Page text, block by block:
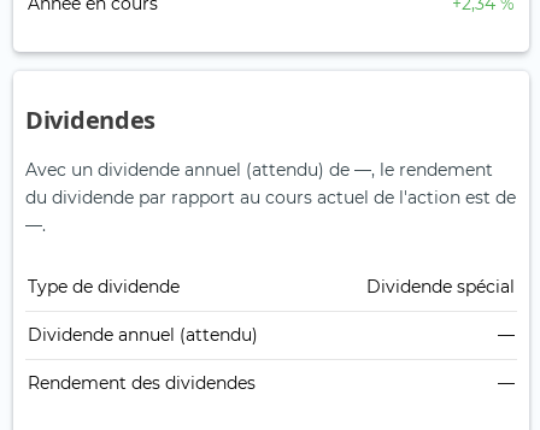
Dividendes
Avec un dividende annuel (attendu) de —, le rendement
du dividende par rapport au cours actuel de l'action est de
—.
Type de dividende Dividende spécial
Dividende annuel (attendu) —
Rendement des dividendes —